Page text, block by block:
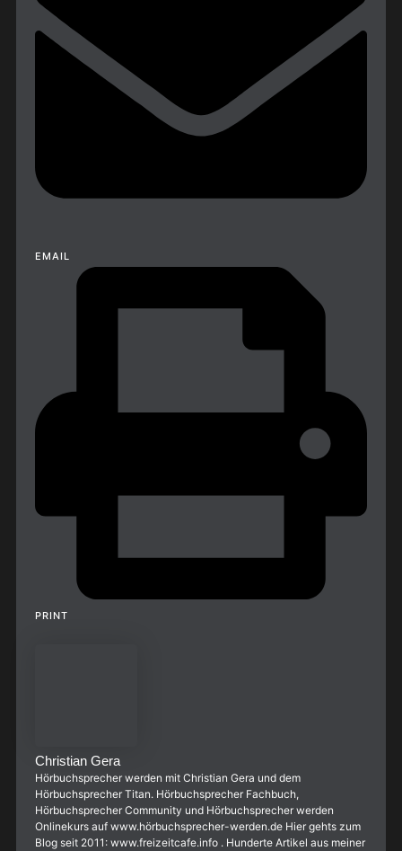
EMAIL
PRINT
Christian Gera
Hörbuchsprecher werden mit Christian Gera und dem
Hörbuchsprecher Titan. Hörbuchsprecher Fachbuch,
Hörbuchsprecher Community und Hörbuchsprecher werden
Onlinekurs auf www.hörbuchsprecher-werden.de Hier gehts zum
Blog seit 2011: www.freizeitcafe.info . Hunderte Artikel aus meiner